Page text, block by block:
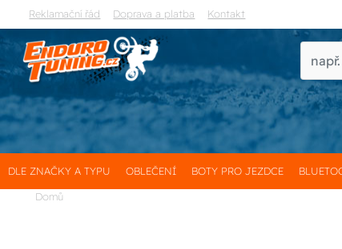
Reklamační řád Doprava a platba Kontakt
DLE ZNAČKY A TYPU OBLEČENÍ BOTY PRO JEZDCE
Domů